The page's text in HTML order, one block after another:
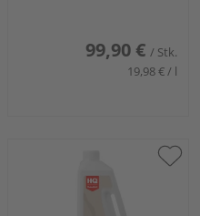
99,90 € / Stk.
19,98 € / l